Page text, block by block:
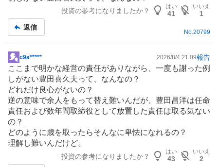
投資の参考になりましたか？
はい
41
いいえ
1
返信
No.20799
掲
示
板
記
事
c9a***** 2026/8/4 21:09報告
ここまで明かな経営の責任がありながら、一度も謝った例
しがない豊田喜久夫って、なんなの？
どれだけ良心がないの？
逆の意味で余人をもって替え難いんだが、豊田昌洋は任命
責任および数年間取締役として放置した責任は取る気ない
の？
どのように歳を取ったらそんなに卑怯になれるの？
理解し難いんだけど。
投資の参考になりましたか？
はい
43
いいえ
2